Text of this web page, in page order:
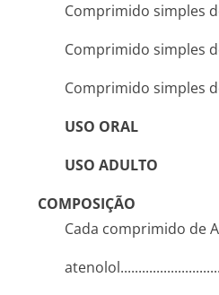
Comprimido simples
Comprimido simples
Comprimido simples
USO ORAL
USO ADULTO
COMPOSIÇÃO
Cada comprimido de